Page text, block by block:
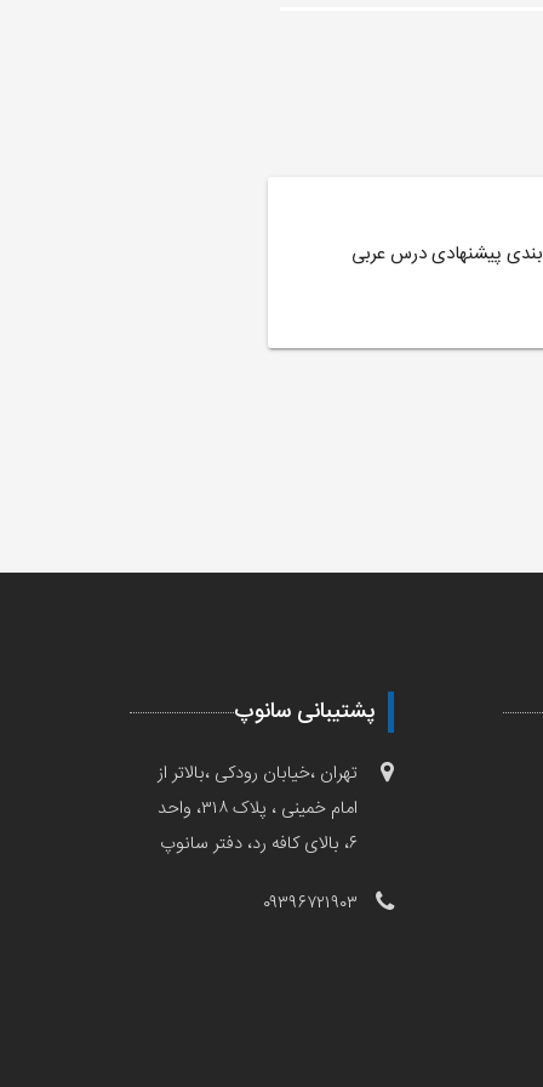
پیشنهادی درس عربی
پشتیبانی سانوپ
تهران ،خیابان رودکی ،بالاتر از
امام خمینی ، پلاک ۳۱۸، واحد
۶، بالای کافه رد، دفتر سانوپ
۰۹۳۹۶۷۲۱۹۰۳